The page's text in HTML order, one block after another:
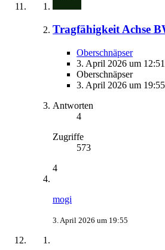
Tragfähigkeit Achse
Oberschnäpser
3. April 2026 um 12:51
Oberschnäpser
3. April 2026 um 19:55
Antworten
4
Zugriffe
573
4
mogi
3. April 2026 um 19:55